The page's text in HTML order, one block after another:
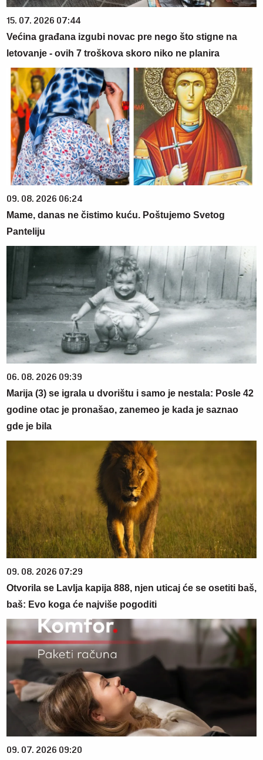
15. 07. 2026 07:44
Većina građana izgubi novac pre nego što stigne na
letovanje - ovih 7 troškova skoro niko ne planira
09. 08. 2026 06:24
Mame, danas ne čistimo kuću. Poštujemo Svetog
Panteliju
06. 08. 2026 09:39
Marija (3) se igrala u dvorištu i samo je nestala: Posle 42
godine otac je pronašao, zanemeo je kada je saznao
gde je bila
09. 08. 2026 07:29
Otvorila se Lavlja kapija 888, njen uticaj će se osetiti baš,
baš: Evo koga će najviše pogoditi
09. 07. 2026 09:20